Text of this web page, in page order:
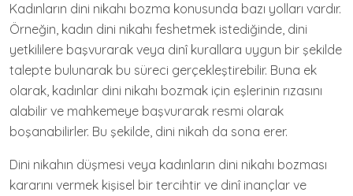
Kadınların dini nikahı bozma konusunda bazı yolları vardır.
Örneğin, kadın dini nikahı feshetmek istediğinde, dini
yetkililere başvurarak veya dinî kurallara uygun bir şekilde
talepte bulunarak bu süreci gerçekleştirebilir. Buna ek
olarak, kadınlar dini nikahı bozmak için eşlerinin rızasını
alabilir ve mahkemeye başvurarak resmi olarak
boşanabilirler. Bu şekilde, dini nikah da sona erer.
Dini nikahın düşmesi veya kadınların dini nikahı bozması
kararını vermek kişisel bir tercihtir ve dinî inançlar ve